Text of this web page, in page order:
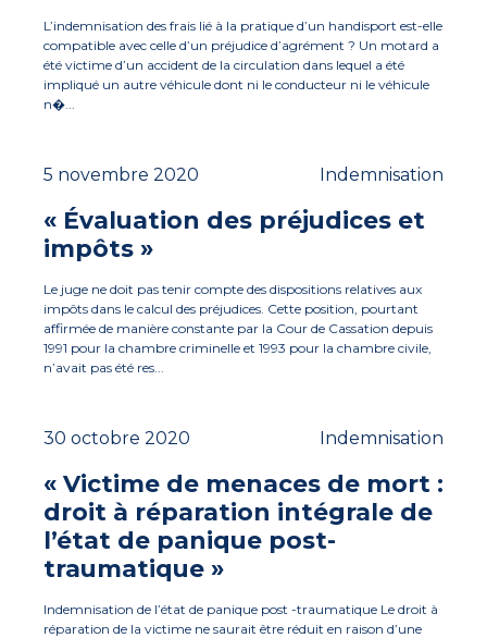
L’indemnisation des frais lié à la pratique d’un handisport est-elle
compatible avec celle d’un préjudice d’agrément ? Un motard a
été victime d’un accident de la circulation dans lequel a été
impliqué un autre véhicule dont ni le conducteur ni le véhicule
n�...
5 novembre 2020 Indemnisation
« Évaluation des préjudices et
impôts »
Le juge ne doit pas tenir compte des dispositions relatives aux
impôts dans le calcul des préjudices. Cette position, pourtant
affirmée de manière constante par la Cour de Cassation depuis
1991 pour la chambre criminelle et 1993 pour la chambre civile,
n’avait pas été res...
30 octobre 2020 Indemnisation
« Victime de menaces de mort :
droit à réparation intégrale de
l’état de panique post-
traumatique »
Indemnisation de l’état de panique post -traumatique Le droit à
réparation de la victime ne saurait être réduit en raison d’une